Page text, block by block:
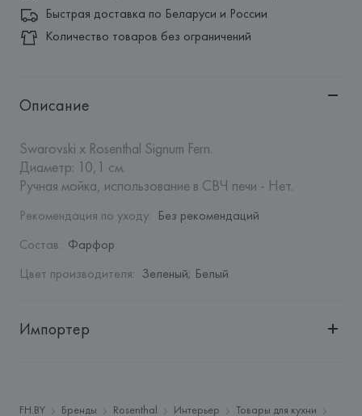
Быстрая доставка по Беларуси и России
Количество товаров без ограничений
Описание
Swarovski x Rosenthal Signum Fern.
Диаметр: 10,1 см.
Ручная мойка, использование в СВЧ печи - Нет.
Рекомендация по уходу: Без рекомендаций
Состав: Фарфор
Цвет производителя: Зеленый; Белый
Импортер
Адрес:
Республика Беларусь, 220035, г. Минск, ул.
FH.BY Бренды Rosenthal Интерьер
Товары для кухни